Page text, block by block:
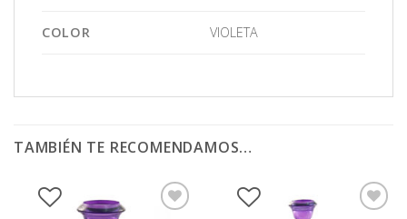
COLOR VIOLETA
TAMBIÉN TE RECOMENDAMOS…